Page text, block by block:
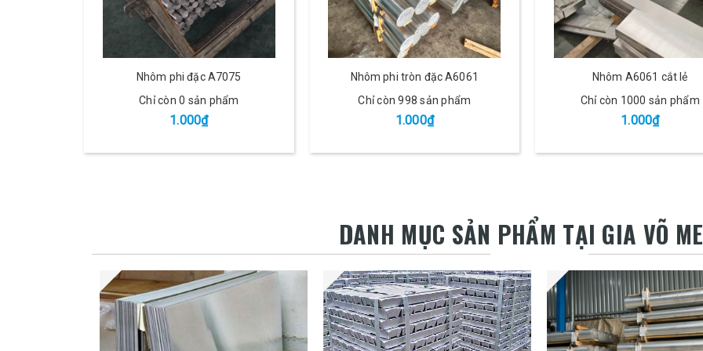
Nhôm phi đặc A7075
Chỉ còn 0 sản phẩm
1.000₫
Nhôm phi tròn đặc A6061
Chỉ còn 998 sản phẩm
1.000₫
Nhôm A6061 cắt lẻ
Chỉ còn 1000 sản phẩm
1.000₫
DANH MỤC SẢN PHẨM TẠI GIA VÕ